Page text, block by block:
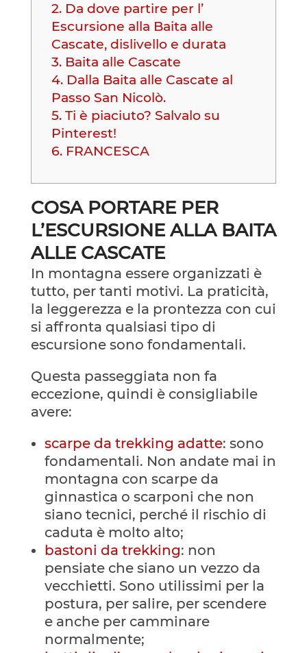
2.Da dove partire per l’
Escursione alla Baita alle
Cascate, dislivello e durata
3.Baita alle Cascate
4.Dalla Baita alle Cascate al
Passo San Nicolò.
5.Ti è piaciuto? Salvalo su
Pinterest!
6.FRANCESCA
COSA PORTARE PER
L’ESCURSIONE ALLA BAITA
ALLE CASCATE
In montagna essere organizzati è
tutto, per tanti motivi. La praticità,
la leggerezza e la prontezza con cui
si affronta qualsiasi tipo di
escursione sono fondamentali.
Questa passeggiata non fa
eccezione, quindi è consigliabile
avere:
scarpe da trekking adatte: sono
fondamentali. Non andate mai in
montagna con scarpe da
ginnastica o scarponi che non
siano tecnici, perché il rischio di
caduta è molto alto;
bastoni da trekking: non
pensiate che siano un vezzo da
vecchietti. Sono utilissimi per la
postura, per salire, per scendere
e anche per camminare
normalmente;